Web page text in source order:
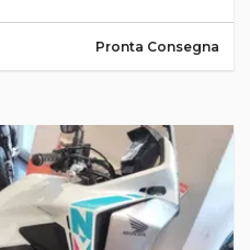
Pronta Consegna